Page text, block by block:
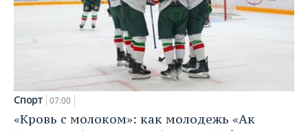
Спорт 07:00
«Кровь с молоком»: как молодежь «Ак